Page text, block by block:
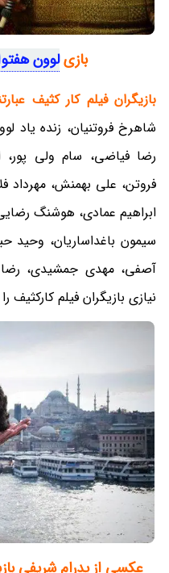
بازیلوون
بازیگران فیلم کار کثیف
شاهرخ فروتنیان، زنده یاد
رضا فیاضی، سام ولی پور،
فروتن، علی بهمنش، مهرداد
ابراهیم عمادی، هوشنگ
سیمون باغداساریان، وحید
آصفی، مهدی جمشیدی، رضا
نیازی بازیگران فیلم
عکسی از پدرام شریفی